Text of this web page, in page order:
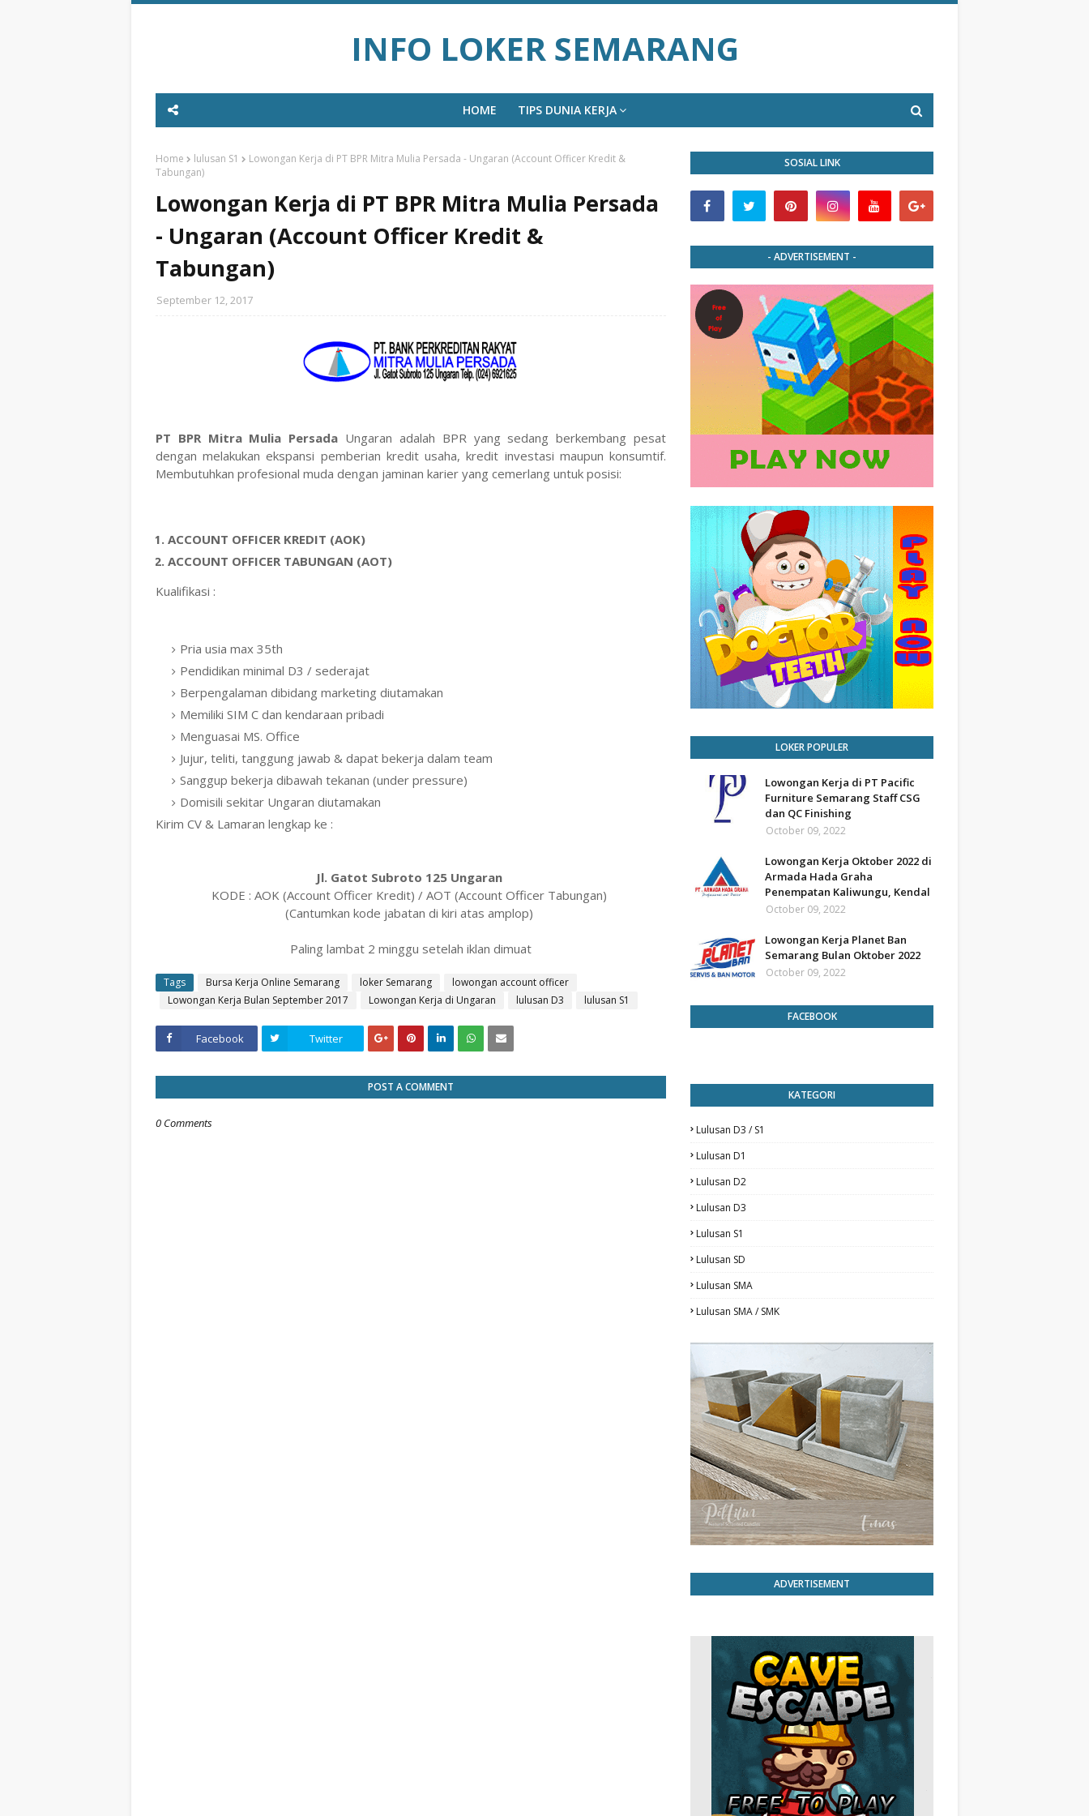
INFO LOKER SEMARANG
HOME TIPS DUNIA KERJA
Home lulusan S1
Lowongan Kerja di PT BPR Mitra Mulia Persada - Ungaran (Account Officer Kredit &
Tabungan)
Lowongan Kerja di PT BPR Mitra Mulia Persada
- Ungaran (Account Officer Kredit &
Tabungan)
September 12, 2017
PT BPR Mitra Mulia Persada Ungaran adalah BPR yang sedang berkembang pesat
dengan melakukan ekspansi pemberian kredit usaha, kredit investasi maupun konsumtif.
Membutuhkan profesional muda dengan jaminan karier yang cemerlang untuk posisi:
ACCOUNT OFFICER KREDIT (AOK)
ACCOUNT OFFICER TABUNGAN (AOT)
Kualifikasi :
Pria usia max 35th
Pendidikan minimal D3 / sederajat
Berpengalaman dibidang marketing diutamakan
Memiliki SIM C dan kendaraan pribadi
Menguasai MS. Office
Jujur, teliti, tanggung jawab & dapat bekerja dalam team
Sanggup bekerja dibawah tekanan (under pressure)
Domisili sekitar Ungaran diutamakan
Kirim CV & Lamaran lengkap ke :
Jl. Gatot Subroto 125 Ungaran
KODE : AOK (Account Officer Kredit) / AOT (Account Officer Tabungan)
(Cantumkan kode jabatan di kiri atas amplop)
Paling lambat 2 minggu setelah iklan dimuat
Tags Bursa Kerja Online Semarang loker Semarang
lowongan account officer
Lowongan Kerja Bulan September 2017
Lowongan Kerja di Ungaran lulusan D3 lulusan S1
Facebook Twitter
POST A COMMENT
0 Comments
SOSIAL LINK
- ADVERTISEMENT -
LOKER POPULER
Lowongan Kerja di PT Pacific
Furniture Semarang Staff CSG
dan QC Finishing
October 09, 2022
Lowongan Kerja Oktober 2022 di
Armada Hada Graha
Penempatan Kaliwungu, Kendal
October 09, 2022
Lowongan Kerja Planet Ban
Semarang Bulan Oktober 2022
October 09, 2022
FACEBOOK
KATEGORI
Lulusan D3 / S1
Lulusan D1
Lulusan D2
Lulusan D3
Lulusan S1
Lulusan SD
Lulusan SMA
Lulusan SMA / SMK
ADVERTISEMENT